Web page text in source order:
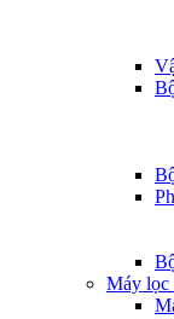
Máy lọc